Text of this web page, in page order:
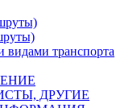
транспорта
ДРУГИЕ